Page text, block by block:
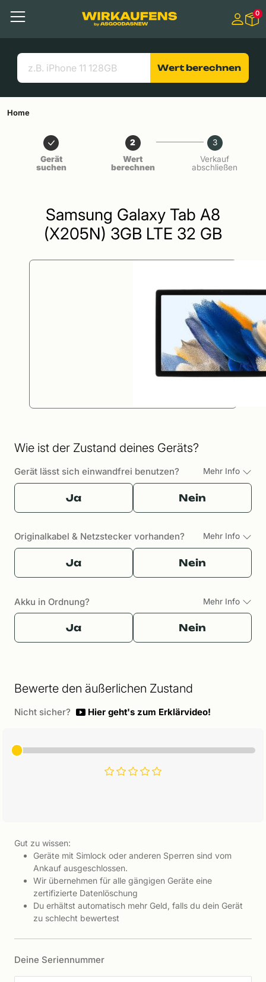
Menü
Suchen
Nützliche Links
0
Wert berechnen
Home
Gerät
suchen
2
Wert
berechnen
3
Verkauf
abschließen
Samsung Galaxy Tab A8
(X205N) 3GB LTE 32 GB
Wie ist der Zustand deines Geräts?
Gerät lässt sich einwandfrei benutzen? Mehr Info
Ja Nein
Originalkabel & Netzstecker vorhanden? Mehr Info
Ja Nein
Akku in Ordnung? Mehr Info
Ja Nein
Bewerte den äußerlichen Zustand
Nicht sicher? Hier geht's zum Erklärvideo!
Gut zu wissen:
Geräte mit Simlock oder anderen Sperren sind vom
Ankauf ausgeschlossen.
Wir übernehmen für alle gängigen Geräte eine
zertifizierte Datenlöschung
Du erhältst automatisch mehr Geld, falls du dein Gerät
zu schlecht bewertest
Deine Seriennummer